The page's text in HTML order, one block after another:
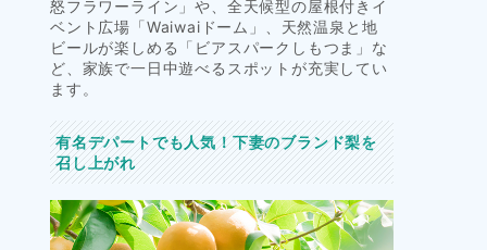
怒フラワーライン」や、全天候型の屋根付きイ
ベント広場「Waiwaiドーム」、天然温泉と地
ビールが楽しめる「ビアスパークしもつま」な
ど、家族で一日中遊べるスポットが充実してい
ます。
有名デパートでも人気！下妻のブランド梨を
召し上がれ